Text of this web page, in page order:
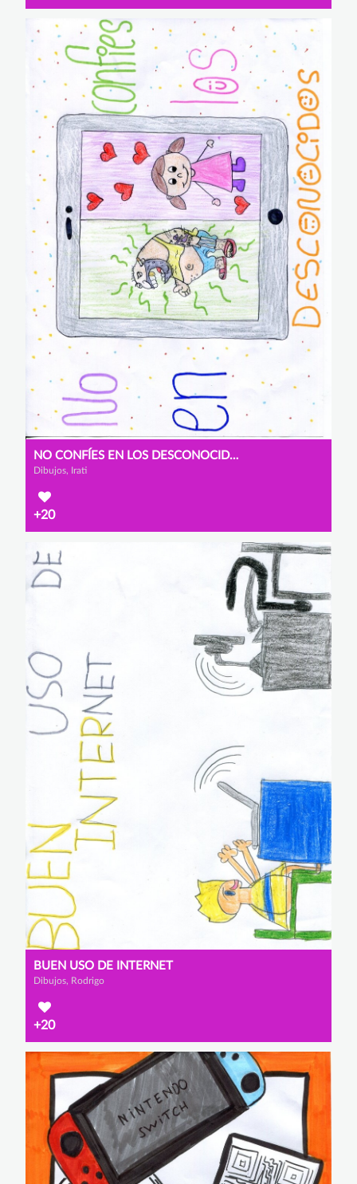
NO CONFÍES EN LOS DESCONOCIDOS
Dibujos, Irati
+20
BUEN USO DE INTERNET
Dibujos, Rodrigo
+20